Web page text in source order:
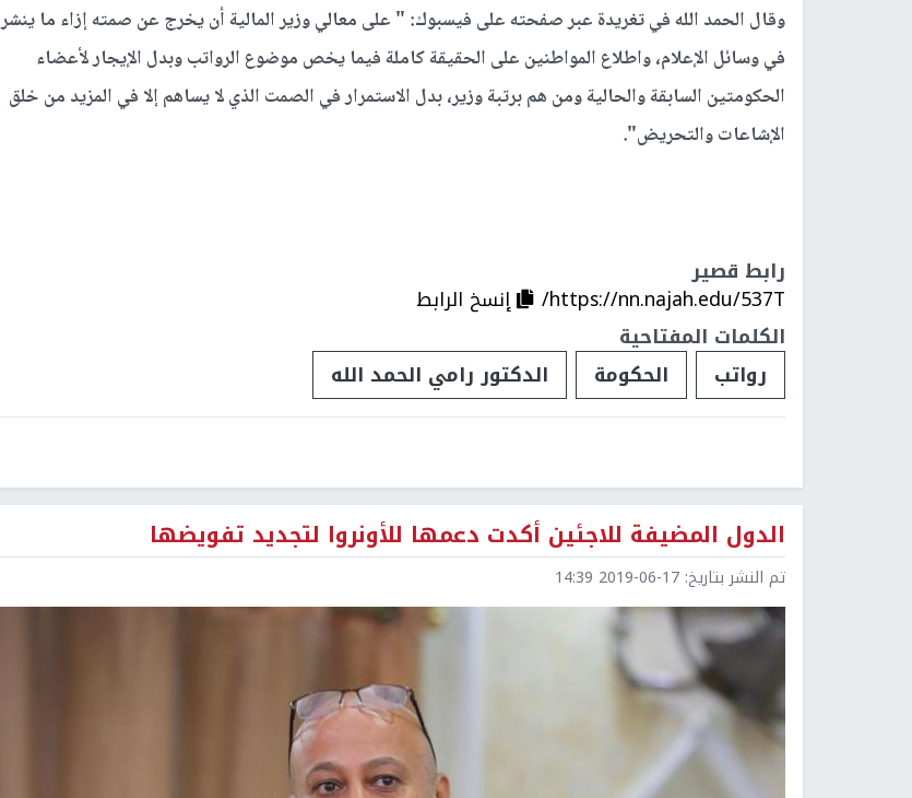
وقال الحمد الله في تغريدة عبر صفحته على فيسبوك: " على معالي وزير المالية أن يخرج عن صمته إزاء ما ينشر
في وسائل الإعلام، واطلاع المواطنين على الحقيقة كاملة فيما يخص موضوع الرواتب وبدل الإيجار لأعضاء
الحكومتين السابقة والحالية ومن هم برتبة وزير، بدل الاستمرار في الصمت الذي لا يساهم إلا في المزيد من خلق
الإشاعات والتحريض".
رابط قصير
https://nn.najah.edu/537T/
إنسخ الرابط
الكلمات المفتاحية
رواتب
الحكومة الدكتور رامي الحمد الله
الدول المضيفة للاجئين أكدت دعمها للأونروا لتجديد تفويضها
تم النشر بتاريخ: 2019-06-17 14:39